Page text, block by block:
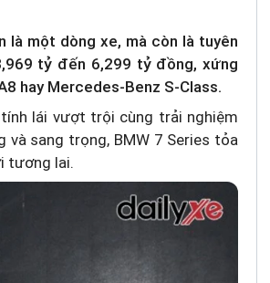
một dòng xe, mà còn là tuyên
tỷ đến 6,299 tỷ đồng, xứng
hay Mercedes-Benz S-Class.
lái vượt trội cùng trải nghiệm
sang trọng, BMW 7 Series tỏa
tương lai.